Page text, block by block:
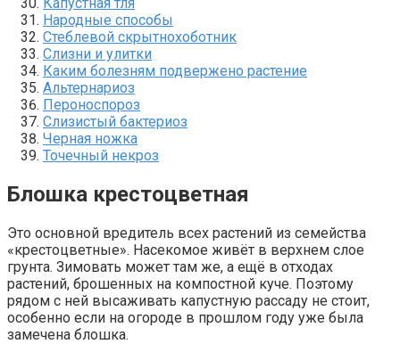
Народные способы
Стеблевой скрытнохоботник
Слизни и улитки
Каким болезням подвержено растение
Альтернариоз
Пероноспороз
Слизистый бактериоз
Черная ножка
Точечный некроз
Блошка крестоцветная
Это основной вредитель всех растений из семейства
«крестоцветные». Насекомое живёт в верхнем слое
грунта. Зимовать может там же, а ещё в отходах
растений, брошенных на компостной куче. Поэтому
рядом с ней высаживать капустную рассаду не стоит,
особенно если на огороде в прошлом году уже была
замечена блошка.